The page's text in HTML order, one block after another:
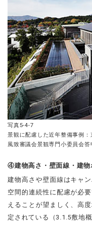
写真5-4-7
景観に配慮した近年整備事例
風致審議会景観専門小委員会答
④建物高さ・壁面線・建物
建物高さや壁面線はキャ
空間的連続性に配慮が必
えることが望ましく、高
定されている（3.1.5敷地